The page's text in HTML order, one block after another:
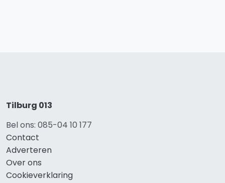
Tilburg 013
Bel ons: 085-04 10 177
Contact
Adverteren
Over ons
Cookieverklaring